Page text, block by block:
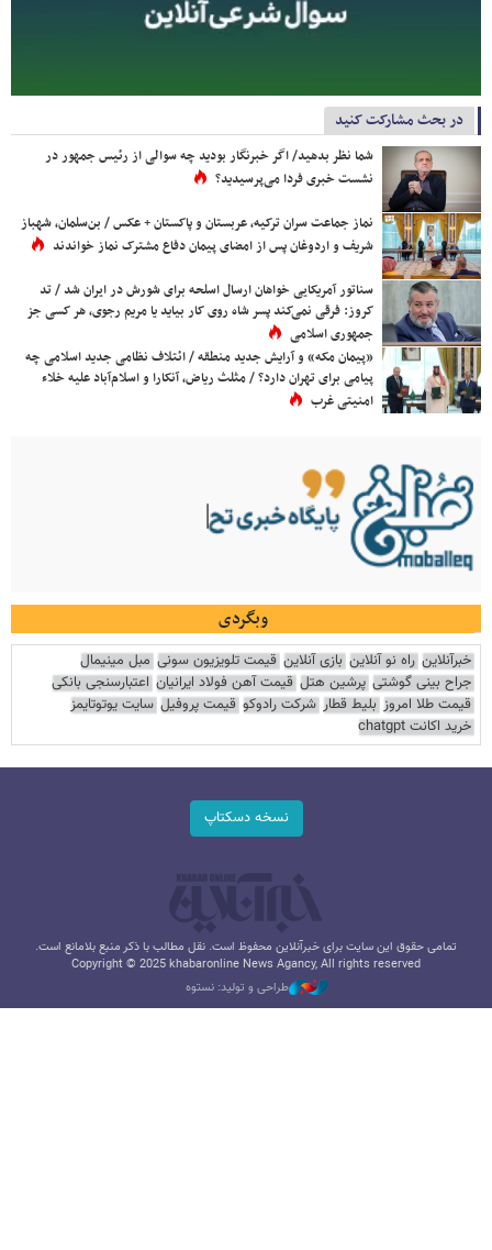
در بحث مشارکت کنید
شما نظر بدهید/ اگر خبرنگار بودید چه سوالی از رئیس جمهور در
نشست خبری فردا می‌پرسیدید؟
نماز جماعت سران ترکیه، عربستان و پاکستان + عکس / بن‌سلمان، شهباز
شریف و اردوغان پس از امضای پیمان دفاع مشترک نماز خواندند
سناتور آمریکایی خواهان ارسال اسلحه برای شورش در ایران شد / تد
کروز: فرقی نمی‌کند پسر شاه روی کار بیاید یا مریم رجوی، هر کسی جز
جمهوری اسلامی
«پیمان مکه» و آرایش جدید منطقه / ائتلاف نظامی جدید اسلامی چه
پیامی برای تهران دارد؟ / مثلث ریاض، آنکارا و اسلام‌آباد علیه خلاء
امنیتی غرب
وبگردی
خبرآنلاین راه نو آنلاین بازی آنلاین قیمت تلویزیون سونی مبل مینیمال
جراح بینی گوشتی پرشین هتل قیمت آهن فولاد ایرانیان اعتبارسنجی بانکی
قیمت طلا امروز بلیط قطار شرکت رادوکو قیمت پروفیل سایت یوتوتایمز
خرید اکانت chatgpt
نسخه دسکتاپ
تمامی حقوق این سایت برای خبرآنلاین محفوظ است. نقل مطالب با ذکر منبع بلامانع است.
Copyright © 2025 khabaronline News Agancy, All rights reserved
طراحی و تولید: نستوه